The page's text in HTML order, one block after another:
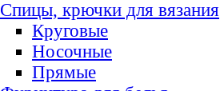
Спицы, крючки для вязания
Круговые
Носочные
Прямые